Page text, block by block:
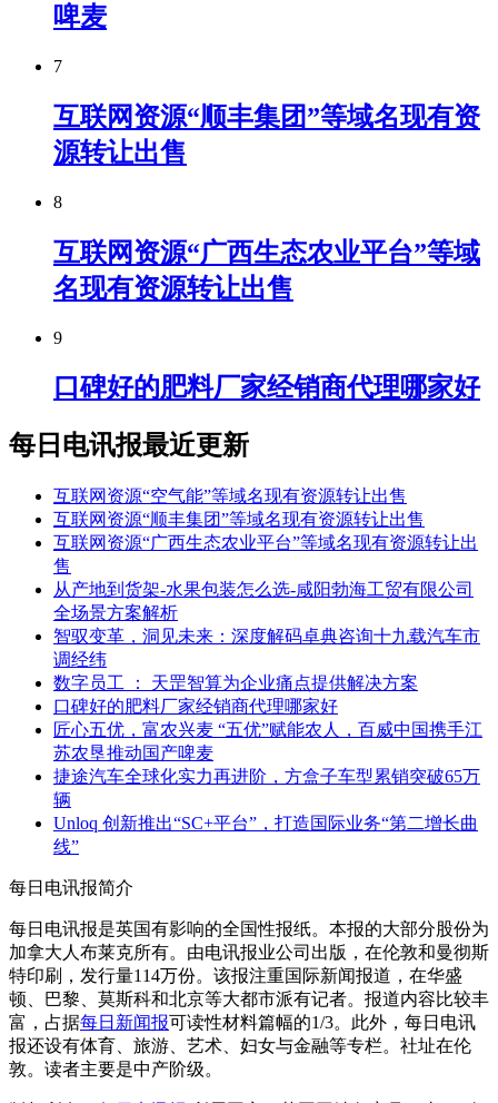
啤麦
7
互联网资源“顺丰集团”等域名现有资
源转让出售
8
互联网资源“广西生态农业平台”等域
名现有资源转让出售
9
口碑好的肥料厂家经销商代理哪家好
每日电讯报最近更新
互联网资源“空气能”等域名现有资源转让出售
互联网资源“顺丰集团”等域名现有资源转让出售
互联网资源“广西生态农业平台”等域名现有资源转让出
售
从产地到货架-水果包装怎么选-咸阳勃海工贸有限公司
全场景方案解析
智驭变革，洞见未来：深度解码卓典咨询十九载汽车市
调经纬
数字员工 ： 天罡智算为企业痛点提供解决方案
口碑好的肥料厂家经销商代理哪家好
匠心五优，富农兴麦 “五优”赋能农人，百威中国携手江
苏农垦推动国产啤麦
捷途汽车全球化实力再进阶，方盒子车型累销突破65万
辆
Unloq 创新推出“SC+平台”，打造国际业务“第二增长曲
线”
每日电讯报简介
每日电讯报是英国有影响的全国性报纸。本报的大部分股份为
加拿大人布莱克所有。由电讯报业公司出版，在伦敦和曼彻斯
特印刷，发行量114万份。该报注重国际新闻报道，在华盛
顿、巴黎、莫斯科和北京等大都市派有记者。报道内容比较丰
富，占据每日新闻报可读性材料篇幅的1/3。此外，每日电讯
报还设有体育、旅游、艺术、妇女与金融等专栏。社址在伦
敦。读者主要是中产阶级。